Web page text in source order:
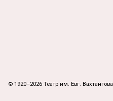
© 1920–2026 Театр им. Евг. Вахтангова